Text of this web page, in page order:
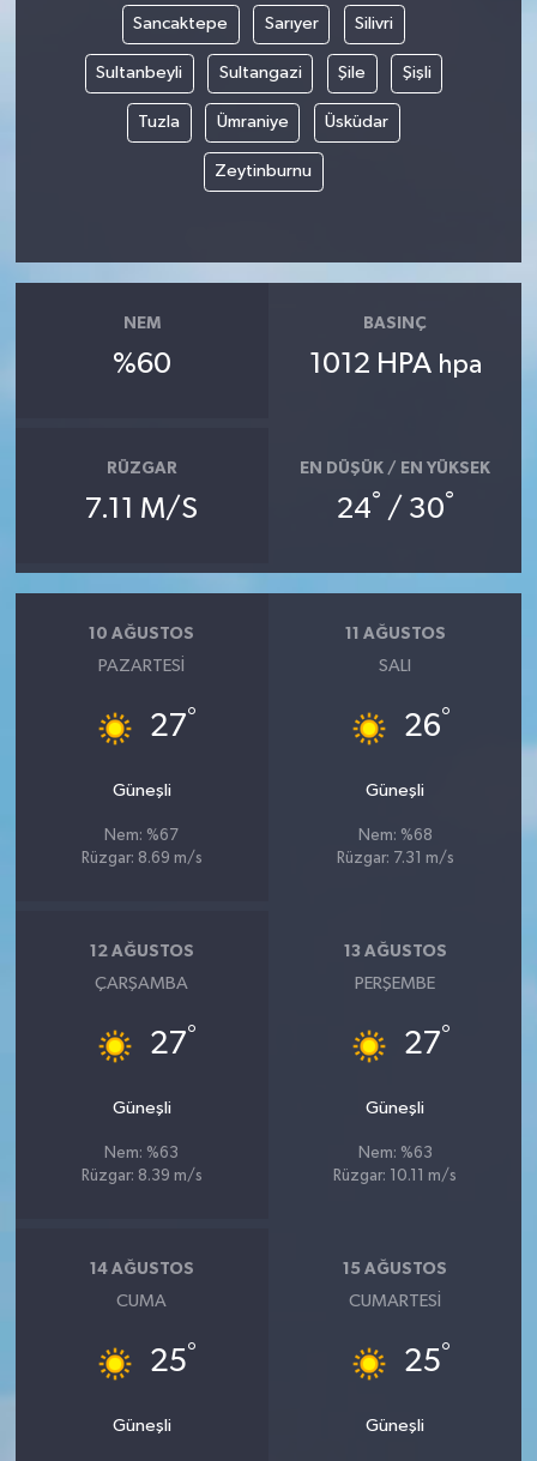
Sancaktepe Sarıyer Silivri
Sultanbeyli Sultangazi Şile Şişli
Tuzla Ümraniye Üsküdar
Zeytinburnu
NEM
%60
BASINÇ
1012 HPA hpa
RÜZGAR
7.11 M/S
EN DÜŞÜK / EN YÜKSEK
24° / 30°
10 AĞUSTOS
PAZARTESI
27°
Güneşli
Nem: %67
Rüzgar: 8.69 m/s
11 AĞUSTOS
SALI
26°
Güneşli
Nem: %68
Rüzgar: 7.31 m/s
12 AĞUSTOS
ÇARŞAMBA
27°
Güneşli
Nem: %63
Rüzgar: 8.39 m/s
13 AĞUSTOS
PERŞEMBE
27°
Güneşli
Nem: %63
Rüzgar: 10.11 m/s
14 AĞUSTOS
CUMA
25°
Güneşli
15 AĞUSTOS
CUMARTESI
25°
Güneşli